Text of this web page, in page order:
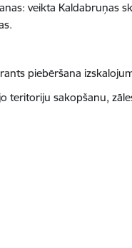
veikta Kaldabruņas
piebēršana
teritoriju sakopšanu,